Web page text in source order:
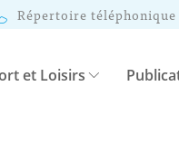
Répertoire téléphonique
et Loisirs